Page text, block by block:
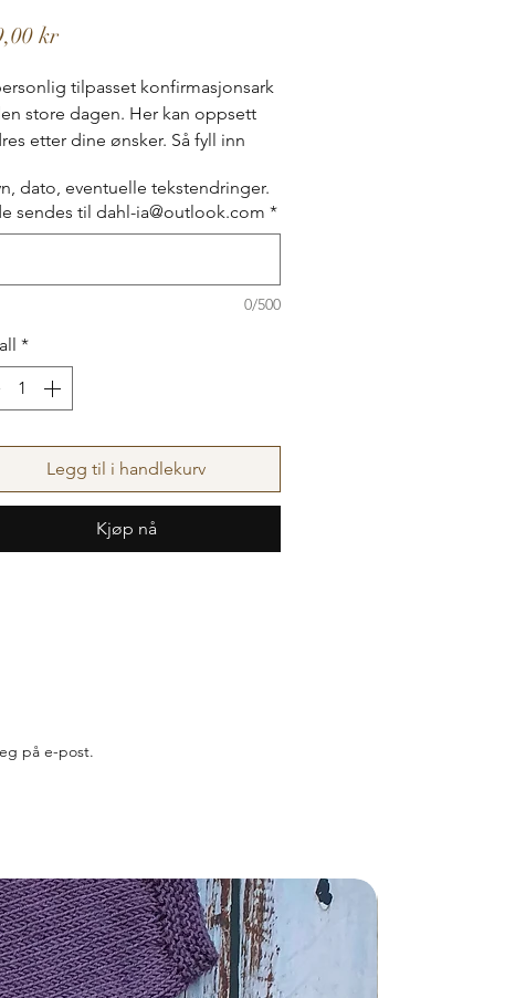
krPris
tilpasset konfirmasjonsark
store dagen. Her kan oppsett
etter dine ønsker. Så fyll inn
ia@outlook.com.
endres videre etter du har mottatt
dato, eventuelle tekstendringer.
sendes til dahl-ia@outlook.com *
0/500
*
Legg til i handlekurv
Kjøp nå
på e-post.